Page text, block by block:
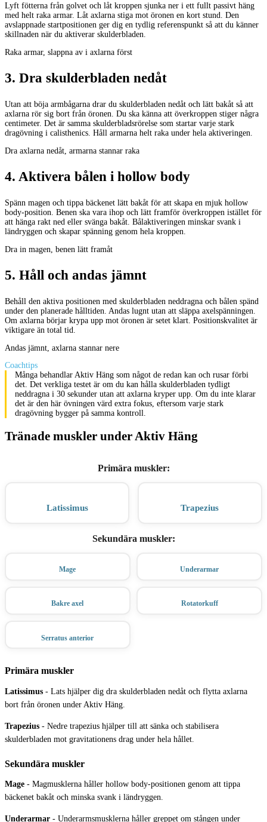
Lyft fötterna från golvet och låt kroppen sjunka ner i ett fullt passivt häng
med helt raka armar. Låt axlarna stiga mot öronen en kort stund. Den
avslappnade startpositionen ger dig en tydlig referenspunkt så att du känner
skillnaden när du aktiverar skulderbladen.
Raka armar, slappna av i axlarna först
3. Dra skulderbladen nedåt
Utan att böja armbågarna drar du skulderbladen nedåt och lätt bakåt så att
axlarna rör sig bort från öronen. Du ska känna att överkroppen stiger några
centimeter. Det är samma skulderbladsrörelse som startar varje stark
dragövning i calisthenics. Håll armarna helt raka under hela aktiveringen.
Dra axlarna nedåt, armarna stannar raka
4. Aktivera bålen i hollow body
Spänn magen och tippa bäckenet lätt bakåt för att skapa en mjuk hollow
body-position. Benen ska vara ihop och lätt framför överkroppen istället för
att hänga rakt ned eller svänga bakåt. Bålaktiveringen minskar svank i
ländryggen och skapar spänning genom hela kroppen.
Dra in magen, benen lätt framåt
5. Håll och andas jämnt
Behåll den aktiva positionen med skulderbladen neddragna och bålen spänd
under den planerade hålltiden. Andas lugnt utan att släppa axelspänningen.
Om axlarna börjar krypa upp mot öronen är setet klart. Positionskvalitet är
viktigare än total tid.
Andas jämnt, axlarna stannar nere
Coachtips
Många behandlar Aktiv Häng som något de redan kan och rusar förbi
det. Det verkliga testet är om du kan hålla skulderbladen tydligt
neddragna i 30 sekunder utan att axlarna kryper upp. Om du inte klarar
det är den här övningen värd extra fokus, eftersom varje stark
dragövning bygger på samma kontroll.
Tränade muskler under Aktiv Häng
Primära muskler:
Latissimus Trapezius
Sekundära muskler:
Mage Underarmar
Bakre axel Rotatorkuff
Serratus anterior
Primära muskler
Latissimus - Lats hjälper dig dra skulderbladen nedåt och flytta axlarna
bort från öronen under Aktiv Häng.
Trapezius - Nedre trapezius hjälper till att sänka och stabilisera
skulderbladen mot gravitationens drag under hela hållet.
Sekundära muskler
Mage - Magmusklerna håller hollow body-positionen genom att tippa
bäckenet bakåt och minska svank i ländryggen.
Underarmar - Underarmsmusklerna håller greppet om stången under